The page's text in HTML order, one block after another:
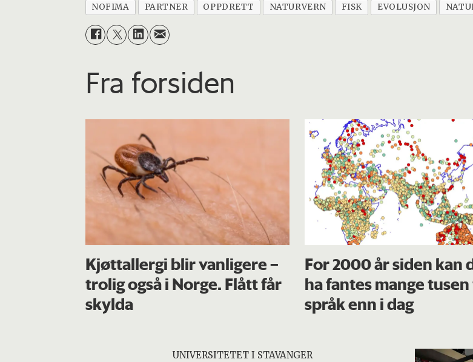
NOFIMA PARTNER OPPDRETT NATURVERN FISK EVOLUSJON
Fra forsiden
Kjøttallergi blir vanligere –
trolig også i Norge. Flått får
skylda
For 2000 år siden kan
ha fantes mange
språk enn i dag
UNIVERSITETET I STAVANGER